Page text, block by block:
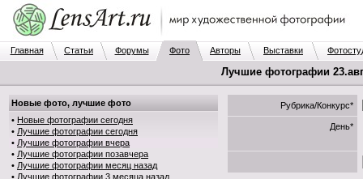
Главная Статьи Форумы Фото Авторы Выставки
Лучшие фотографии
Новые фото, лучшие фото
• Новые фотографии сегодня
• Лучшие фотографии сегодня
• Лучшие фотографии вчера
• Лучшие фотографии позавчера
• Лучшие фотографии месяц назад
• Лучшие фотографии 3 месяца назад
Рубрика/Конкурс*
День*